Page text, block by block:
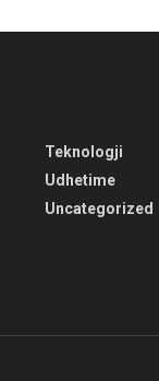
Teknologji
Udhetime
Uncategorized